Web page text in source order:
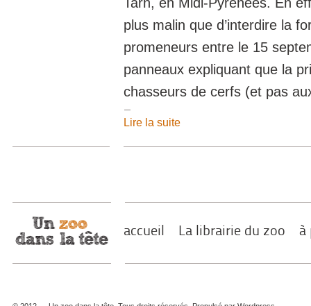
plus malin que d’interdire la
promeneurs entre le 15
panneaux expliquant que la
chasseurs de cerfs (et pas
Lire la suite
accueil La librairie du zoo à